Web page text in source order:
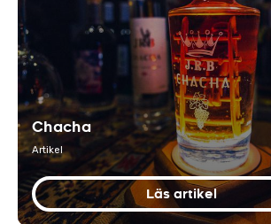
Chacha
Artikel
Läs artikel